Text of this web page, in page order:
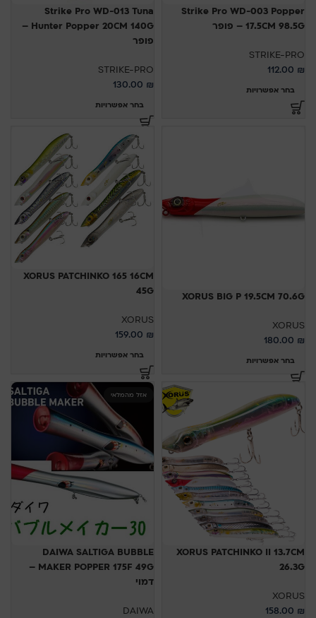
Strike Pro WD-003 Popper
17.5CM 98.5G – פופר
STRIKE-PRO
112.00 ₪
בחר אפשרויות
Strike Pro WD-013 Tuna
Hunter Popper 20CM 140G –
פופר
STRIKE-PRO
130.00 ₪
בחר אפשרויות
XORUS BIG P 19.5CM 70.6G
XORUS
180.00 ₪
בחר אפשרויות
XORUS PATCHINKO 165 16CM
45G
XORUS
159.00 ₪
בחר אפשרויות
XORUS PATCHINKO II 13.7CM
26.3G
XORUS
158.00 ₪
אזל מהמלאי
DAIWA SALTIGA BUBBLE
MAKER POPPER 175F 49G –
דמוי
DAIWA